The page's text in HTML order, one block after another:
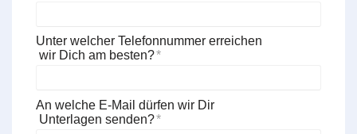
Unter welcher Telefonnummer erreichen
wir Dich am besten?
An welche E-Mail dürfen wir Dir
Unterlagen senden?